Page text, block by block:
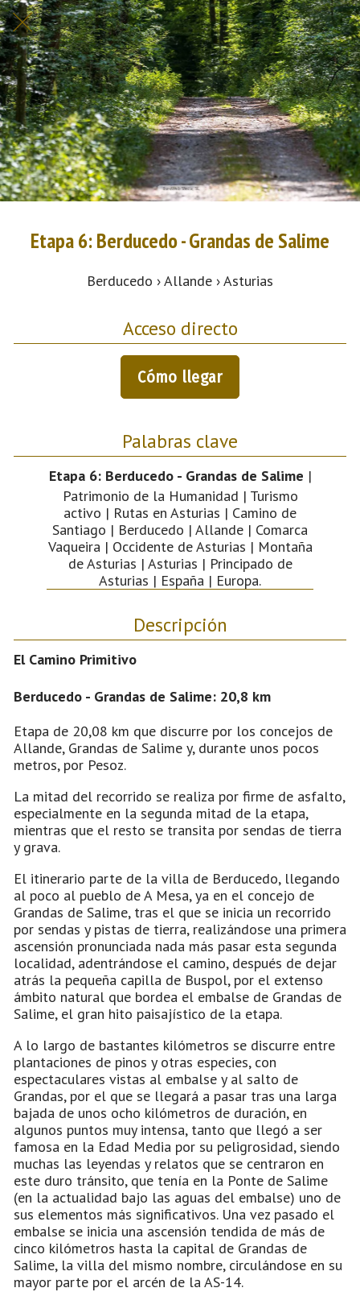
Etapa 6: Berducedo - Grandas de Salime
Berducedo › Allande › Asturias
Acceso directo
Cómo llegar
Palabras clave
Etapa 6: Berducedo - Grandas de Salime |
Patrimonio de la Humanidad | Turismo
activo | Rutas en Asturias | Camino de
Santiago | Berducedo | Allande | Comarca
Vaqueira | Occidente de Asturias | Montaña
de Asturias | Asturias | Principado de
Asturias | España | Europa.
Descripción
El Camino Primitivo
Berducedo - Grandas de Salime: 20,8 km
Etapa de 20,08 km que discurre por los concejos de
Allande, Grandas de Salime y, durante unos pocos
metros, por Pesoz.
La mitad del recorrido se realiza por firme de asfalto,
especialmente en la segunda mitad de la etapa,
mientras que el resto se transita por sendas de tierra
y grava.
El itinerario parte de la villa de Berducedo, llegando
al poco al pueblo de A Mesa, ya en el concejo de
Grandas de Salime, tras el que se inicia un recorrido
por sendas y pistas de tierra, realizándose una primera
ascensión pronunciada nada más pasar esta segunda
localidad, adentrándose el camino, después de dejar
atrás la pequeña capilla de Buspol, por el extenso
ámbito natural que bordea el embalse de Grandas de
Salime, el gran hito paisajístico de la etapa.
A lo largo de bastantes kilómetros se discurre entre
plantaciones de pinos y otras especies, con
espectaculares vistas al embalse y al salto de
Grandas, por el que se llegará a pasar tras una larga
bajada de unos ocho kilómetros de duración, en
algunos puntos muy intensa, tanto que llegó a ser
famosa en la Edad Media por su peligrosidad, siendo
muchas las leyendas y relatos que se centraron en
este duro tránsito, que tenía en la Ponte de Salime
(en la actualidad bajo las aguas del embalse) uno de
sus elementos más significativos. Una vez pasado el
embalse se inicia una ascensión tendida de más de
cinco kilómetros hasta la capital de Grandas de
Salime, la villa del mismo nombre, circulándose en su
mayor parte por el arcén de la AS-14.